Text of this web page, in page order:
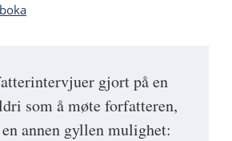
gjort på en
som å møte forfatteren,
annen gyllen mulighet: